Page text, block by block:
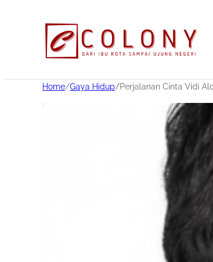
Home/Gaya Hidup/Perjalanan Cinta Vidi